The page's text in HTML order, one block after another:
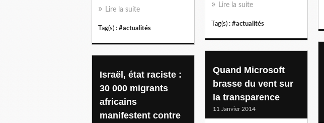
Lire la suite
Tag(s) : #actualités
Lire la suite
Tag(s) : #actualités
Quand Microsoft
brasse du vent sur
la transparence
11 Janvier 2014
Israël, état raciste :
30 000 migrants
africains
manifestent contre